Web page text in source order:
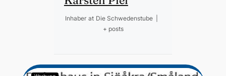
Inhaber at Die Schwedenstube
+ posts